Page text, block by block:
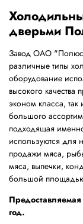
дверьми
Завод ОАО
различные типы
оборудование
высокого
эконом класса,
большого
подходящая
используются для
продажи мяса,
мяса, выпечки,
большой
Предоставляемая
год.